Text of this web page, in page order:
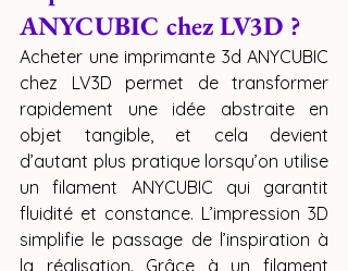
ANYCUBIC chez LV3D ?
Acheter une imprimante 3d ANYCUBIC
chez LV3D permet de transformer
rapidement une idée abstraite en
objet tangible, et cela devient
d’autant plus pratique lorsqu’on utilise
un filament ANYCUBIC qui garantit
fluidité et constance. L’impression 3D
simplifie le passage de l’inspiration à
la réalisation. Grâce à un filament